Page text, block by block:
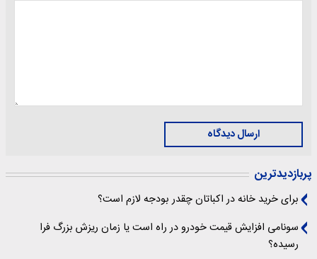
ارسال دیدگاه
پربازدیدترین
برای خرید خانه در اکباتان چقدر بودجه لازم است؟
سونامی افزایش قیمت خودرو در راه است یا زمان ریزش بزرگ فرا
رسیده؟